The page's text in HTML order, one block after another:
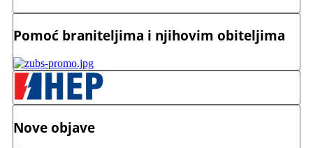
Pomoć braniteljima i njihovim obiteljima
Nove objave